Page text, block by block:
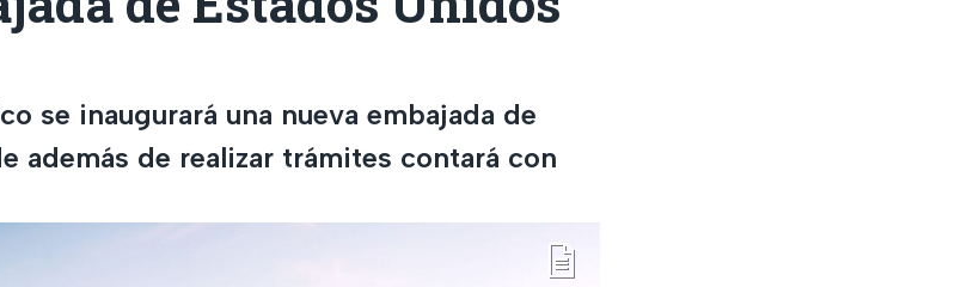
se inaugurará una nueva embajada de
además de realizar trámites contará con